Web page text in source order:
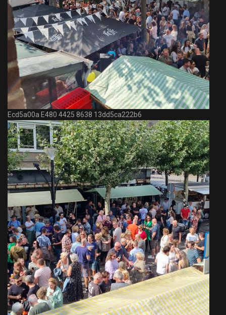
Ecd5a00a E480 4425 8638 13dd5ca222b6